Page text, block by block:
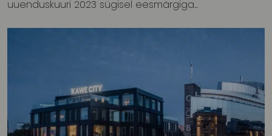
uuenduskuuri 2023 sügisel eesmärgiga...
Lahtise lepinguga uued
bürooruumid Kawe Plazas.